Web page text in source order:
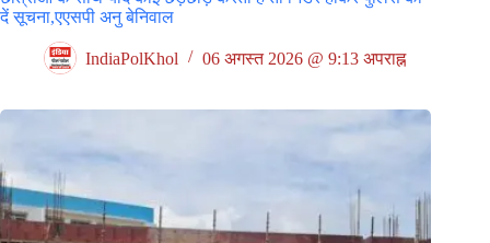
दें सूचना,एएसपी अनु बेनिवाल
IndiaPolKhol 06 अगस्त 2026 @ 9:13 अपराह्न